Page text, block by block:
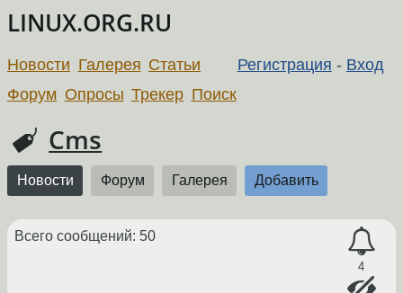
LINUX.ORG.RU
Регистрация - Вход
Новости Галерея Статьи
Форум Опросы Трекер Поиск
Cms
Новости Форум Галерея Добавить
4
Всего сообщений: 50